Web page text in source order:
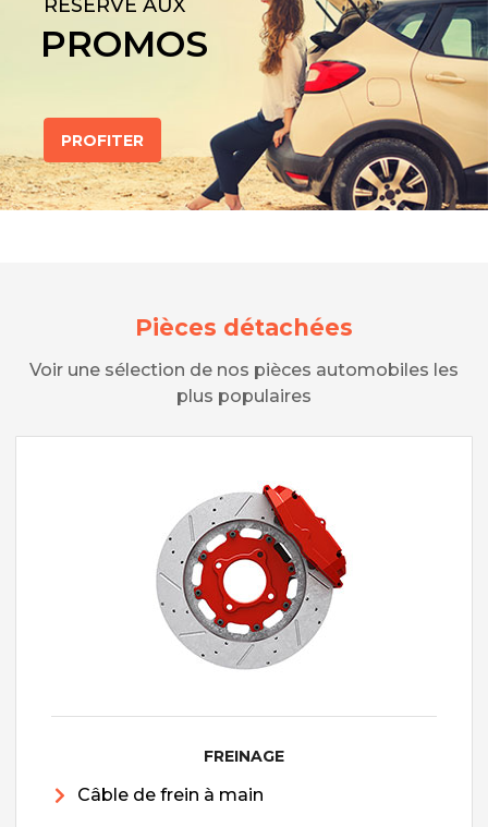
RESERVE AUX
PROMOS
PROFITER
Pièces détachées
Voir une sélection de nos pièces automobiles les
plus populaires
FREINAGE
Câble de frein à main